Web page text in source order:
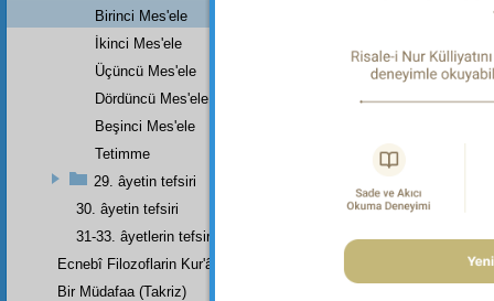
Nasıl
Birinci Mes'ele
İkinci Mes'ele
Üçüncü Mes'ele
Dördüncü Mes'ele
Beşinci Mes'ele
Tetimme
29. âyetin tefsiri
30. âyetin tefsiri
31-33. âyetlerin tefsiri
Ecnebî Filozoflarin Kur'ân'i Tasdiklerine Dair Şehadetleri
Bir Müdafaa (Takriz)